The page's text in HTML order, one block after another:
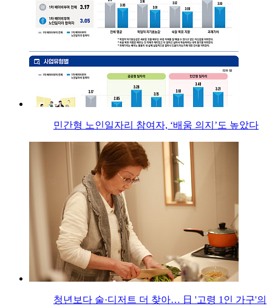
민간형 노인일자리 참여자, ‘배움 의지’도 높았다
청년보다 술·디저트 더 찾아… 日 '고령 1인 가구'의